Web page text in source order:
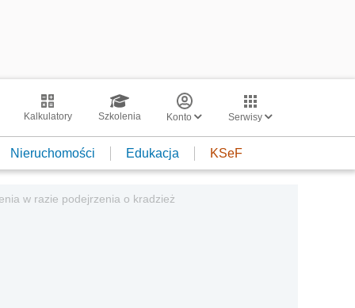
Kalkulatory Szkolenia Konto Serwisy
Nieruchomości Edukacja KSeF
w razie podejrzenia o kradzież